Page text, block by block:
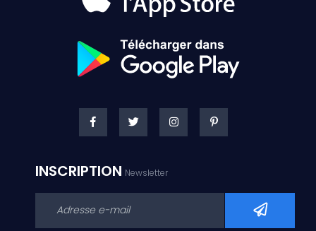
INSCRIPTION Newsletter